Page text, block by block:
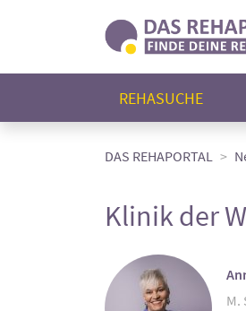
REHASUCHE
DAS REHAPORTAL
Klinik der
M.